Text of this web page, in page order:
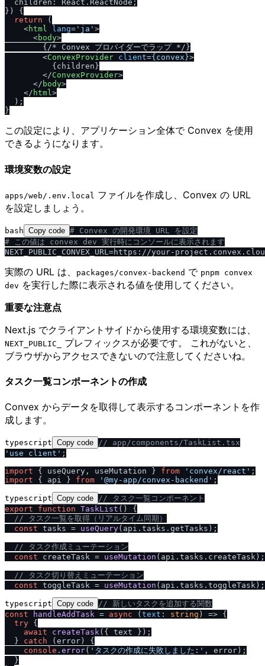
  children: React.ReactNode;
} ) {
return (
<html lang= 'ja' >
<body>
        {
/* Convex プロバイダーでラップ */ }
<ConvexProvider client={convex}>
          {children}
</ConvexProvider>
</ body>
</ html>
  );
この設定により、アプリケーション全体で Convex を使用
できるようになります。
環境変数の設定
apps​/​web​/​.env.local ファイルを作成し、Convex の URL
を設定しましょう。
bash Copy code # Convex の開発環境 URL を設定
# この値は convex dev 実行時にコンソールに表示されます
実際の URL は、 packages​/​convex-backend で pnpm convex
dev を実行した際に表示される値を使用してください。
重要な注意点
Next.js でクライアントサイドから使用する環境変数には、
NEXT_PUBLIC_
プレフィックスが必要です。 これがないと、
ブラウザからアクセスできないので注意してくださいね。
タスク一覧コンポーネントの作成
Convex からデータを取得して表示するコンポーネントを作
成します。
typescript Copy code // app/components/TaskList.tsx
'use client' ;
import { useQuery, useMutation } from 'convex/ react'
import { api } from '@my-app/convex-backend'
typescript Copy code // タスク一覧コンポーネント
export
function TaskList ( ) {
// タスク一覧を取得（リアルタイム同期）
const tasks = useQuery(api. tasks . getTasks );
// タスク作成ミューテーション
const createTask = useMutation (api. tasks . createTask );
// タスク切り替えミューテーション
const toggleTask = useMutation (api. tasks . toggleTask
typescript Copy code // 新しいタスクを追加する関数
const
handleAddTask = async ( text : string ) => {
try {
await
createTask({ text });
  }
catch (error) {
console . error( 'タスクの作成に失敗しました:' , error);
  }